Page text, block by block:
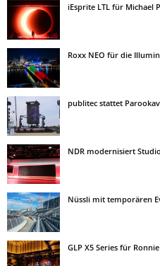
iEsprite LTL für Michael
Roxx NEO für die
publitec stattet
NDR modernisiert
Nüssli mit temporären
GLP X5 Series für